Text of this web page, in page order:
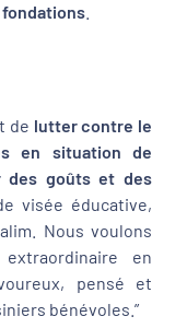
fondations
de lutter contre le
en situation de
des goûts et des
visée éducative,
Nous voulons
en
pensé et
bénévoles. ”